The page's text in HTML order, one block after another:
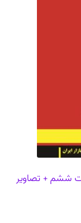
ششم + تصاویر